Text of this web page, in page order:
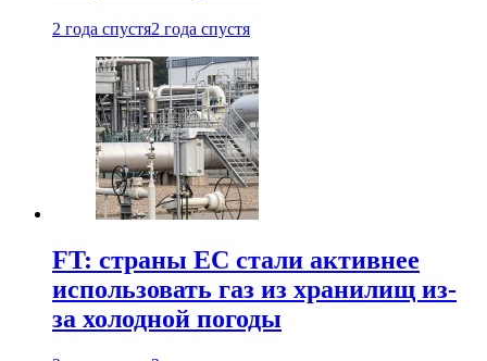
2 года спустя2 года спустя
FT: страны ЕС стали активнее
использовать газ из хранилищ из-
за холодной погоды